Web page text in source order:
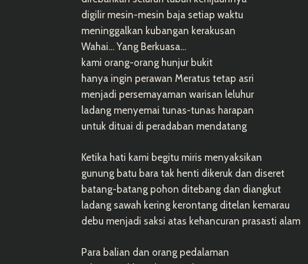
digilir mesin-mesin baja setiap waktu
meninggalkan kubangan kerakusan
Wahai… Yang Berkuasa…
kami orang-orang hunjur bukit
hanya ingin perawan Meratus tetap asri
menjadi persemayaman warisan leluhur
ladang menyemai tunas-tunas harapan
untuk dituai di peradaban mendatang
Ketika hati kami begitu miris menyaksikan
gunung batu bara tak henti dikeruk dan diseret
batang-batang pohon ditebang dan diangkut
ladang sawah kering kerontang ditelan kemarau
debu menjadi saksi atas kehancuran prasasti alam
Para balian dan orang pedalaman